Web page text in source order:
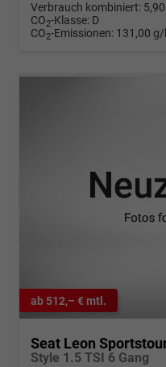
Verbrauch kombiniert:
CO2-Klasse: D
CO2-Emissionen: 131,00
ab 512,– € mtl.
Seat Leon
Style 1.5 TSI 6 Gang